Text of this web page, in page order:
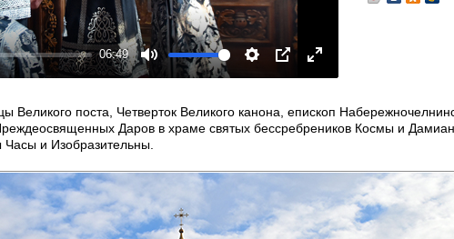
06:49
Enter
Великого поста, Четверток Великого канона, епископ
Даров в храме святых бессребреников Космы и
и Изобразительны.